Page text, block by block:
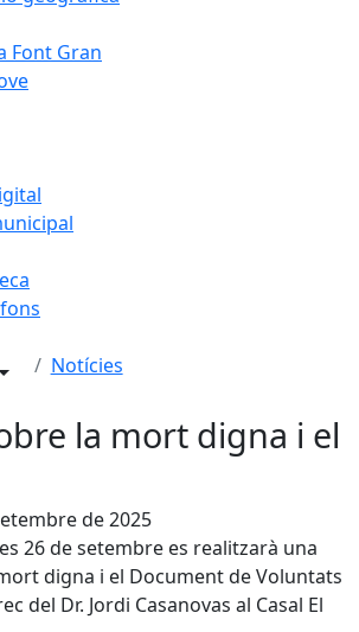
Font Gran
Notícies
la mort digna i el
de 2025
26 de setembre es realitzarà una
digna i el Document de Voluntats
del Dr. Jordi Casanovas al Casal El